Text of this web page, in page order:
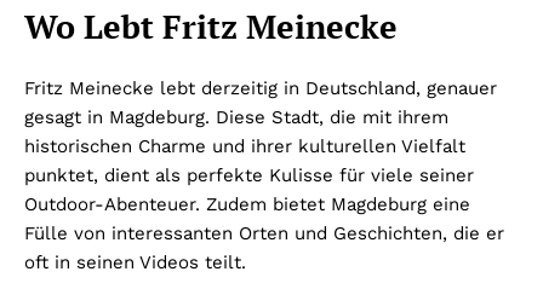
Wo Lebt Fritz Meinecke
Fritz Meinecke lebt derzeitig in Deutschland, genauer
gesagt in Magdeburg. Diese Stadt, die mit ihrem
historischen Charme und ihrer kulturellen Vielfalt
punktet, dient als perfekte Kulisse für viele seiner
Outdoor-Abenteuer. Zudem bietet Magdeburg eine
Fülle von interessanten Orten und Geschichten, die er
oft in seinen Videos teilt.